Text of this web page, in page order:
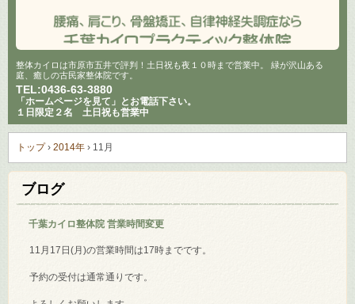
整体カイロは市原市五井で評判！土日祝も夜１０時まで営業中。 緑が沢山ある
庭、癒しの古民家整体院です。
TEL:0436-63-3880
「ホームページを見て」とお電話下さい。
１日限定２名 土日祝も営業中
トップ› 2014年 › 11月
ブログ
千葉カイロ整体院 営業時間変更
11月17日(月)の営業時間は17時までです。
予約の受付は通常通りです。